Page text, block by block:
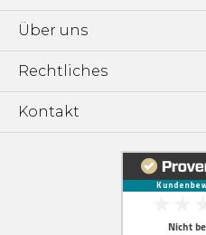
Über uns
Rechtliches
Kontakt